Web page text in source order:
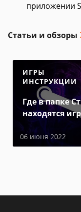
приложении
Статьи и обзоры
ИГРЫ
ИНСТРУКЦИИ
Где в папке
находятся
06 июня 2022